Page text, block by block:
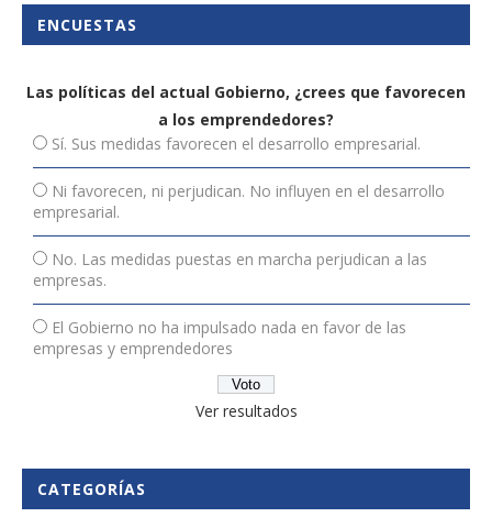
ENCUESTAS
Las políticas del actual Gobierno, ¿crees que favorecen
a los emprendedores?
Sí. Sus medidas favorecen el desarrollo empresarial.
Ni favorecen, ni perjudican. No influyen en el desarrollo
empresarial.
No. Las medidas puestas en marcha perjudican a las
empresas.
El Gobierno no ha impulsado nada en favor de las
empresas y emprendedores
Ver resultados
CATEGORÍAS